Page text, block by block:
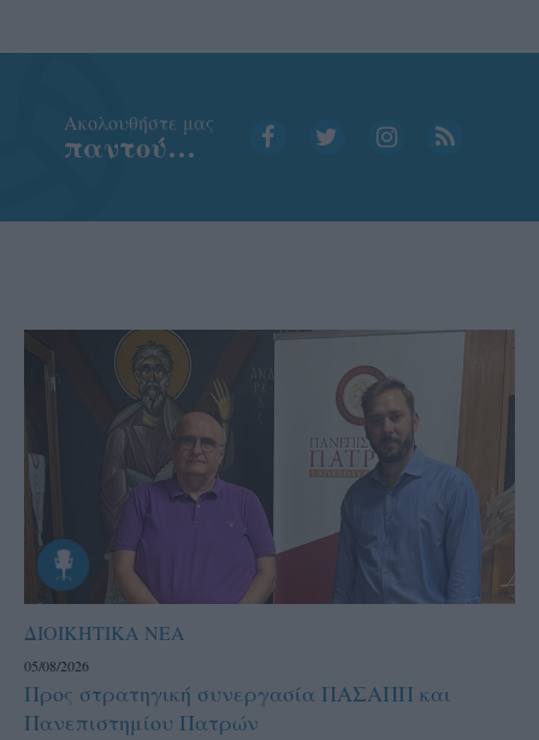
Aκολουθήστε μας
παντού…
ΔΙΟΙΚΗΤΙΚΑ ΝΕΑ
05/08/2026
Προς στρατηγική συνεργασία ΠΑΣΑΠΠ και
Πανεπιστημίου Πατρών